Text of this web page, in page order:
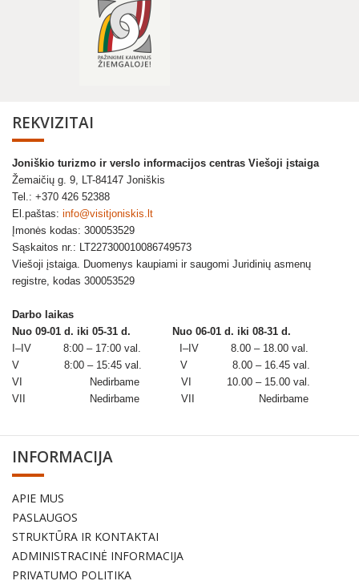
REKVIZITAI
Joniškio turizmo ir verslo informacijos centras Viešoji įstaiga
Žemaičių g. 9, LT-84147 Joniškis
Tel.: +370 426 52388
El.paštas: info@visitjoniskis.lt
Įmonės kodas: 300053529
Sąskaitos nr.: LT227300010086749573
Viešoji įstaiga. Duomenys kaupiami ir saugomi Juridinių asmenų
registre, kodas 300053529
Darbo laikas
Nuo 09-01 d. iki 05-31 d.
Nuo 06-01 d. iki 08-31 d.
I–IV 8:00 – 17:00 val. I–IV 8.00 – 18.00 val.
V 8:00 – 15:45 val. V 8.00 – 16.45 val.
VI Nedirbame VI 10.00 – 15.00 val.
VII Nedirbame VII Nedirbame
INFORMACIJA
APIE MUS
PASLAUGOS
STRUKTŪRA IR KONTAKTAI
ADMINISTRACINĖ INFORMACIJA
PRIVATUMO POLITIKA